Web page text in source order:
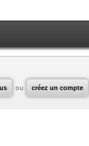
ou créez un compte